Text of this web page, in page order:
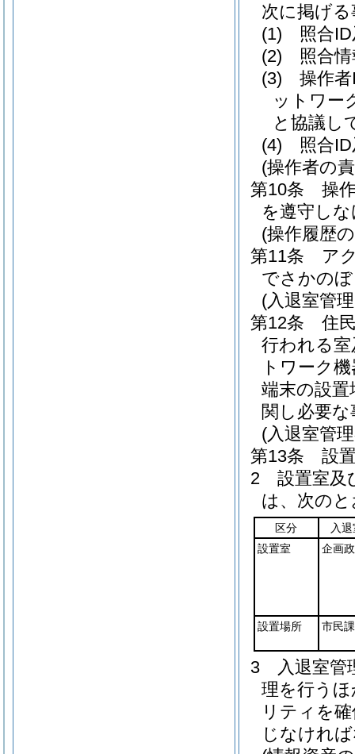
次に掲げ
(1)
照合
(2)
照合
(3)
操作
ットワー
と協議し
(4)
照合
(操作者の
第10条
操
を遵守し
(操作履歴
第11条
ア
でさかの
(入退室管
第12条
住
行われる
トワーク
端末の設置
関し必要
(入退室管
第13条
設
2
設置室及
は、次の
区分
入
設置室
企画
設置場所 市民
3
入退室管
理を行う
リティを
じなけれ